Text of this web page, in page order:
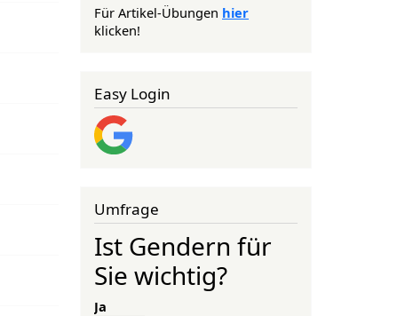
Für Artikel-Übungen hier
klicken!
Easy Login
Umfrage
Ist Gendern für
Sie wichtig?
Ja